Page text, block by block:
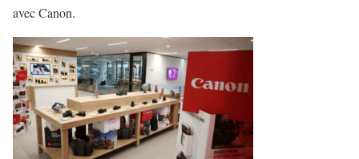
avec Canon.